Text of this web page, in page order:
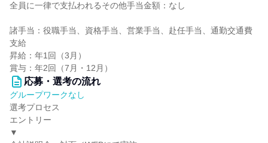
全員に一律で支払われるその他手当金額：なし
諸手当：役職手当、資格手当、営業手当、赴任手当、通勤交通費
支給
昇給：年1回（3月）
賞与：年2回（7月・12月）
応募・選考の流れ
グループワークなし
選考プロセス
エントリー
▼